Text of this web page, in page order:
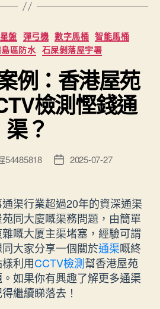
Categories
盤 彈弓機 數字馬桶 智能馬桶
區防水 石屎剝落屋宇署
例：香港屋苑
檢測慳錢通
渠？
54485818
Post2025-07-27
渠行業超過20年的資深通渠
同大廈嘅渠務問題，由簡單
嘅大厦主渠堵塞，經驗可謂
大家分享一個關於通渠嘅終
利用CCTV檢測幫香港屋苑
如果你有興趣了解更多通渠
繼續睇落去！